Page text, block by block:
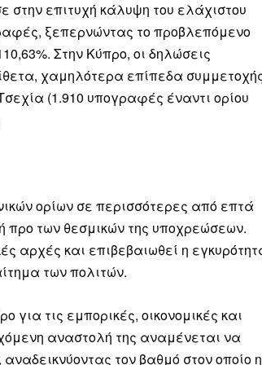
επιτυχή κάλυψη του ελάχιστου
ξεπερνώντας το προβλεπόμενο
Στην Κύπρο, οι δηλώσεις
χαμηλότερα επίπεδα
(1.910 υπογραφές έναντι ορίου
ορίων σε περισσότερες από επτά
προ των θεσμικών της υποχρεώσεων.
αρχές και επιβεβαιωθεί η
των πολιτών.
τις εμπορικές, οικονομικές και
αναστολή της αναμένεται να
τον βαθμό στον οποίο η